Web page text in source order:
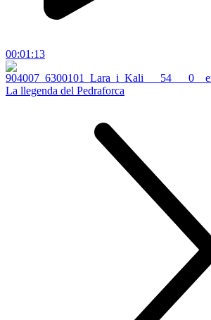
00:01:13
La llegenda del Pedraforca